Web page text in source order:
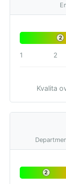
2
1 2
Kvalita
2